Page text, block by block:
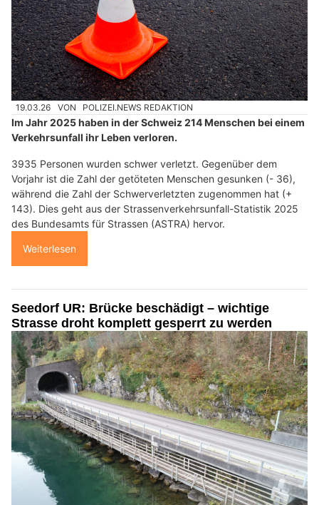
19.03.26 VON POLIZEI.NEWS REDAKTION
Im Jahr 2025 haben in der Schweiz 214 Menschen bei einem
Verkehrsunfall ihr Leben verloren.
3935 Personen wurden schwer verletzt. Gegenüber dem
Vorjahr ist die Zahl der getöteten Menschen gesunken (- 36),
während die Zahl der Schwerverletzten zugenommen hat (+
143). Dies geht aus der Strassenverkehrsunfall-Statistik 2025
des Bundesamts für Strassen (ASTRA) hervor.
Weiterlesen
Seedorf UR: Brücke beschädigt – wichtige
Strasse droht komplett gesperrt zu werden